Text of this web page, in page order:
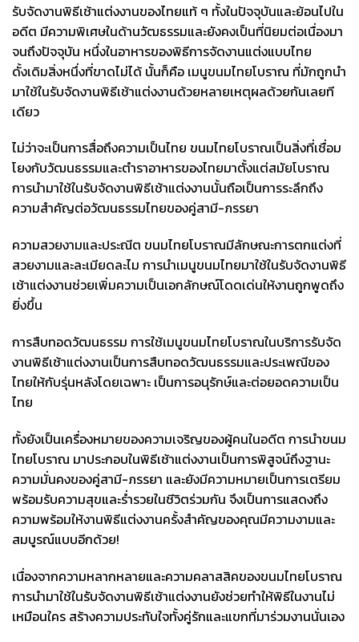
รับจัดงานพิธีเช้าแต่งงานของไทยแท้ ๆ ทั้งในปัจจุบันและย้อนไปใน
อดีต มีความพิเศษในด้านวัฒธรรมและยังคงเป็นที่นิยมต่อเนื่องมา
จนถึงปัจจุบัน หนึ่งในอาหารของพิธีการจัดงานแต่งแบบไทย
ดั้งเดิมสิ่งหนึ่งที่ขาดไม่ได้ นั้นก็คือ เมนูขนมไทยโบราณ ที่มักถูกนำ
มาใช้ในรับจัดงานพิธีเช้าแต่งงานด้วยหลายเหตุผลด้วยกันเลยที
เดียว
ไม่ว่าจะเป็นการสื่อถึงความเป็นไทย ขนมไทยโบราณเป็นสิ่งที่เชื่อม
โยงกับวัฒนธรรมและตำราอาหารของไทยมาตั้งแต่สมัยโบราณ
การนำมาใช้ในรับจัดงานพิธีเช้าแต่งงานนั้นถือเป็นการระลึกถึง
ความสำคัญต่อวัฒนธรรมไทยของคู่สามี-ภรรยา
ความสวยงามและประณีต ขนมไทยโบราณมีลักษณะการตกแต่งที่
สวยงามและละเมียดละไม การนำเมนูขนมไทยมาใช้ในรับจัดงานพิธี
เช้าแต่งงานช่วยเพิ่มความเป็นเอกลักษณ์โดดเด่นให้งานถูกพูดถึง
ยิ่งขึ้น
การสืบทอดวัฒนธรรม การใช้เมนูขนมไทยโบราณในบริการรับจัด
งานพิธีเช้าแต่งงานเป็นการสืบทอดวัฒนธรรมและประเพณีของ
ไทยให้กับรุ่นหลังโดยเฉพาะ เป็นการอนุรักษ์และต่อยอดความเป็น
ไทย
ทั้งยังเป็นเครื่องหมายของความเจริญของผู้คนในอดีต การนำขนม
ไทยโบราณ มาประกอบในพิธีเช้าแต่งงานเป็นการพิสูจน์ถึงฐานะ
ความมั่นคงของคู่สามี-ภรรยา และยังมีความหมายเป็นการเตรียม
พร้อมรับความสุขและร่ำรวยในชีวิตร่วมกัน จึงเป็นการแสดงถึง
ความพร้อมให้งานพิธีแต่งงานครั้งสำคัญของคุณมีความงามและ
สมบูรณ์แบบอีกด้วย!
เนื่องจากความหลากหลายและความคลาสสิคของขนมไทยโบราณ
การนำมาใช้ในรับจัดงานพิธีเช้าแต่งงานยังช่วยทำให้พิธีในงานไม่
เหมือนใคร สร้างความประทับใจทั้งคู่รักและแขกที่มาร่วมงานนั่นเอง